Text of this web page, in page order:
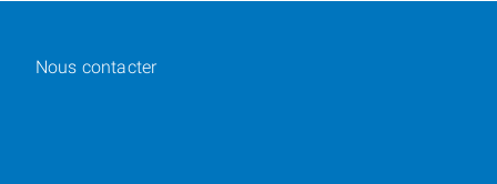
Nous contacter